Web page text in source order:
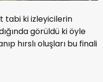
tabi ki izleyicilerin
görüldü ki öyle
hırslı oluşları bu finali